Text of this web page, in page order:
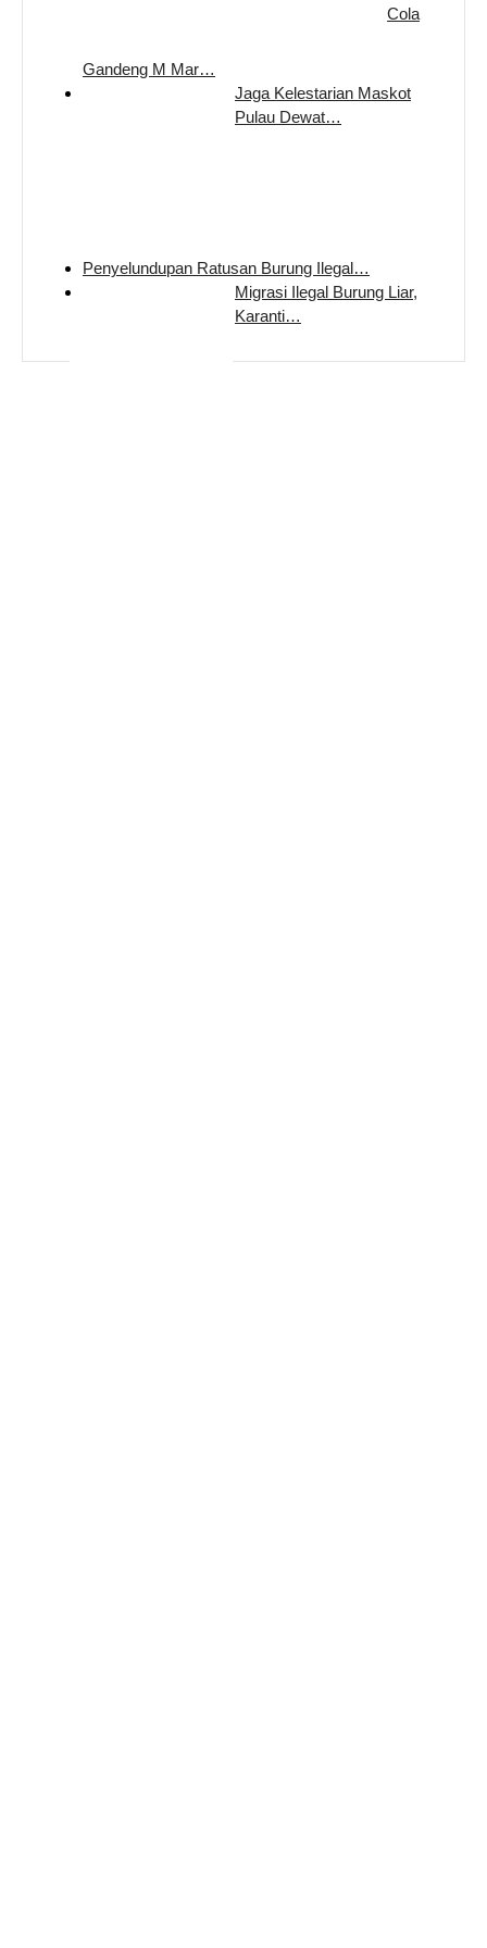
Cola
Gandeng M Mar…
Jaga Kelestarian Maskot
Pulau Dewat…
Penyelundupan Ratusan Burung Ilegal…
Migrasi Ilegal Burung Liar,
Karanti…